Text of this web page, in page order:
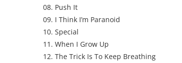
08. Push It
09. I Think I’m Paranoid
10. Special
11. When I Grow Up
12. The Trick Is To Keep Breathing